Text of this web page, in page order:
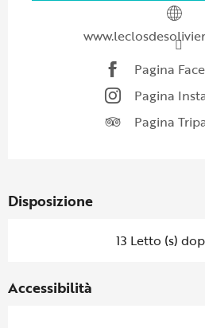
Pagina
Pagina
Pagina
Disposizione
13 Letto (s)
Accessibilità